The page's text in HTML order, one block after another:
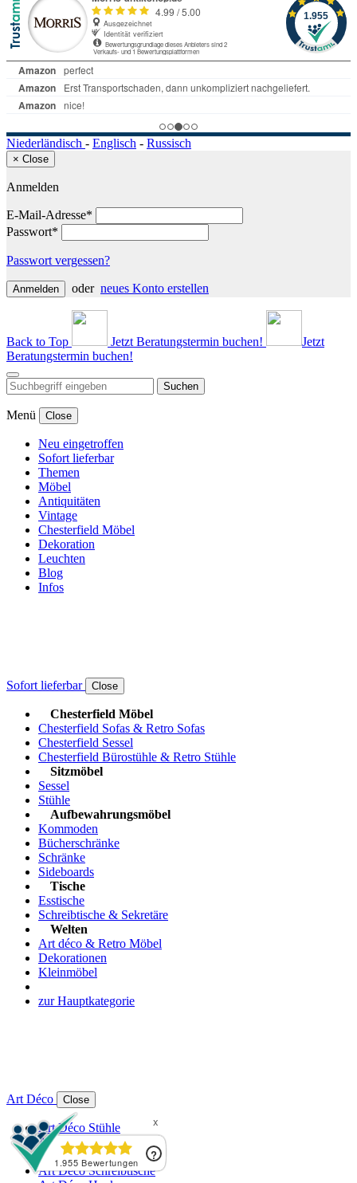
Niederländisch - Englisch - Russisch
× Close
Anmelden
E-Mail-Adresse*
Passwort*
Passwort vergessen?
Anmelden oder neues Konto erstellen
Back to Top Jetzt Beratungstermin buchen!
Jetzt
Beratungstermin buchen!
Suchen
Menü Close
Neu eingetroffen
Sofort lieferbar
Themen
Möbel
Antiquitäten
Vintage
Chesterfield Möbel
Dekoration
Leuchten
Blog
Infos
Sofort lieferbar Close
Chesterfield Möbel
Chesterfield Sofas & Retro Sofas
Chesterfield Sessel
Chesterfield Bürostühle & Retro Stühle
Sitzmöbel
Sessel
Stühle
Aufbewahrungsmöbel
Kommoden
Bücherschränke
Schränke
Sideboards
Tische
Esstische
Schreibtische & Sekretäre
Welten
Art déco & Retro Möbel
Dekorationen
Kleinmöbel
zur Hauptkategorie
Art Déco Close
Art Déco Stühle
Art Déco Sessel
Art Déco Sofas
Art Déco Schreibtische